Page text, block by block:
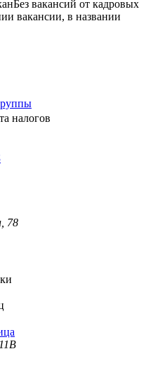
Без вакансий от кадровых
вакансии, в названии
налогов
78